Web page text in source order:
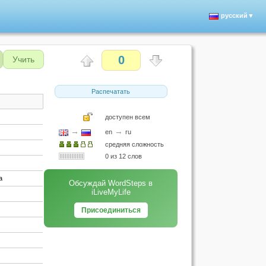
русский▼
Учить 0
Распечатать
доступен всем
→ en → ru
средняя сложность
0 из 12 слов
Обсуждай WordSteps в
iLiveMyLife
Присоединиться